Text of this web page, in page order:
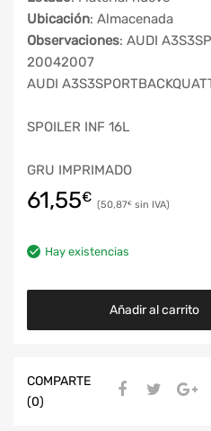
Ubicación: Almacenada
Observaciones: AUDI
20042007
AUDI
SPOILER INF 16L
GRU IMPRIMADO
61,55€ 50,87€
Hay existencias
Añadir al carrito
COMPARTE
(0)